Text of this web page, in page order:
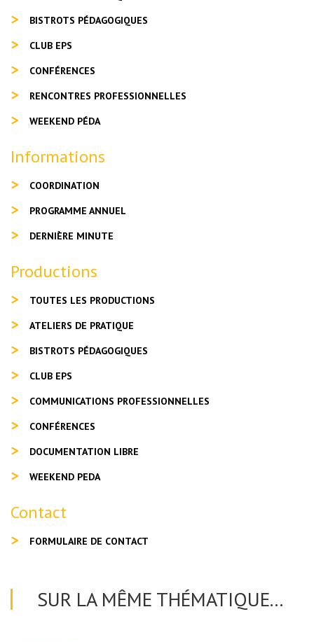
BISTROTS PÉDAGOGIQUES
CLUB EPS
CONFÉRENCES
RENCONTRES PROFESSIONNELLES
WEEKEND PÉDA
Informations
COORDINATION
PROGRAMME ANNUEL
DERNIÈRE MINUTE
Productions
TOUTES LES PRODUCTIONS
ATELIERS DE PRATIQUE
BISTROTS PÉDAGOGIQUES
CLUB EPS
COMMUNICATIONS PROFESSIONNELLES
CONFÉRENCES
DOCUMENTATION LIBRE
WEEKEND PEDA
Contact
FORMULAIRE DE CONTACT
SUR LA MÊME THÉMATIQUE...